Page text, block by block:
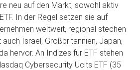
neu auf den Markt, sowohl aktiv
In der Regel setzen sie auf
weltweit, regional stechen
auch Israel, Großbritannien, Japan,
hervor. An Indizes für ETF stehen
Cybersecurity Ucits ETF (35